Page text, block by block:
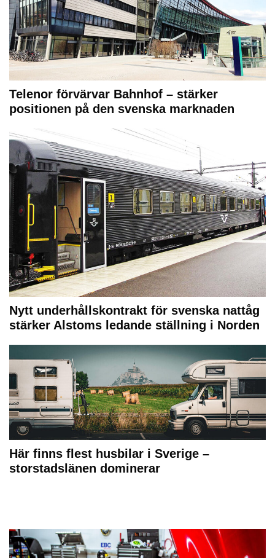
Telenor förvärvar Bahnhof – stärker
positionen på den svenska marknaden
Nytt underhållskontrakt för svenska nattåg
stärker Alstoms ledande ställning i Norden
Här finns flest husbilar i Sverige –
storstadslänen dominerar